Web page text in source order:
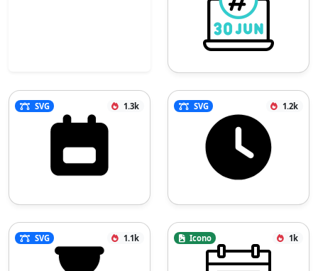
SVG 1.3k SVG 1.2k
SVG 1.1k Icono 1k